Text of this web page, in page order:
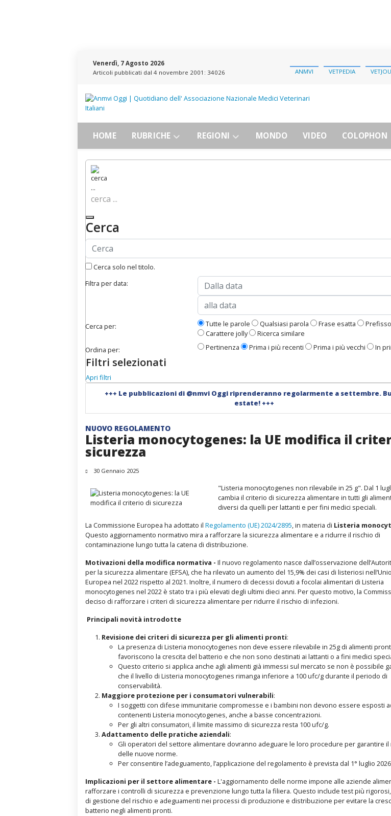
Venerdì, 7 Agosto 2026
Articoli pubblicati dal 4 novembre 2001: 34026 VETPEDIA
ANMVI
HOME RUBRICHE REGIONI MONDO VIDEO COLOPHON
cerca ...
Cerca
Cerca solo nel titolo.
Filtra per data:
Cerca per: Tutte le parole Qualsiasi parola Frase esatta
Carattere jolly
Ricerca similare
Ordina per:
Pertinenza Prima i più recenti Prima i più vecchi In
Filtri selezionati
Apri filtri
+++ Le pubblicazioni di @nmvi Oggi riprenderanno regolarmente a settembre.
estate! +++
NUOVO REGOLAMENTO
Listeria monocytogenes: la UE modifica il
sicurezza
30 Gennaio 2025
"Listeria monocytogenes non rilevabile in 25 g". Dal 1
cambia il criterio di sicurezza alimentare in tutti gli
diversi da quelli per lattanti e per fini medici speciali.
La Commissione Europea ha adottato il Regolamento (UE) 2024/2895, in materia di Listeria
Questo aggiornamento normativo mira a rafforzare la sicurezza alimentare e a ridurre il rischio di
contaminazione lungo tutta la catena di distribuzione.
Motivazioni della modifica normativa - Il nuovo regolamento nasce dall’osservazione
per la sicurezza alimentare (EFSA), che ha rilevato un aumento del 15,9% dei casi di listeriosi
Europea nel 2022 rispetto al 2021. Inoltre, il numero di decessi dovuti a focolai alimentari di Listeria
monocytogenes nel 2022 è stato tra i più elevati degli ultimi dieci anni. Per questo motivo, la
deciso di rafforzare i criteri di sicurezza alimentare per ridurre il rischio di infezioni.
Principali novità introdotte
Revisione dei criteri di sicurezza per gli alimenti pronti:
La presenza di Listeria monocytogenes non deve essere rilevabile in 25g di alimenti
favoriscono la crescita del batterio e che non sono destinati ai lattanti o a fini medici
Questo criterio si applica anche agli alimenti già immessi sul mercato se non è possibile
che il livello di Listeria monocytogenes rimanga inferiore a 100 ufc/g durante il periodo di
conservabilità.
Maggiore protezione per i consumatori vulnerabili:
I soggetti con difese immunitarie compromesse e i bambini non devono essere esposti
contenenti Listeria monocytogenes, anche a basse concentrazioni.
Per gli altri consumatori, il limite massimo di sicurezza resta 100 ufc/g.
Adattamento delle pratiche aziendali:
Gli operatori del settore alimentare dovranno adeguare le loro procedure per garantire
delle nuove norme.
Per consentire l’adeguamento, l’applicazione del regolamento è prevista dal 1° luglio
Implicazioni per il settore alimentare - L'aggiornamento delle norme impone alle aziende
rafforzare i controlli di sicurezza e prevenzione lungo tutta la filiera. Questo include test più
di gestione del rischio e adeguamenti nei processi di produzione e distribuzione per evitare la
batterio negli alimenti pronti.